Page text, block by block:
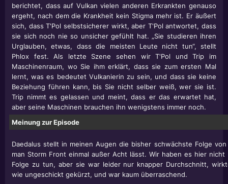
berichtet, dass auf Vulkan vielen anderen Erkrankten genauso
ergeht, nach dem die Krankheit kein Stigma mehr ist. Er äußert
sich, dass T'Pol selbstsicherer wirkt, aber T'Pol antwortet, dass
sie sich noch nie so unsicher gefühlt hat. „Sie studieren ihren
Urglauben, etwas, dass die meisten Leute nicht tun“, stellt
Phlox fest. Als letzte Szene sehen wir T'Pol und Trip im
Maschinenraum, wo Sie ihm erklärt, dass sie zum ersten Mal
lernt, was es bedeutet Vulkanierin zu sein, und dass sie keine
Beziehung führen kann, bis Sie nicht selber weiß, wer sie ist.
Trip nimmt es gelassen und meint, dass er das erwartet hat,
aber seine Maschinen brauchen ihn wenigstens immer noch.
Meinung zur Episode
Daedalus stellt in meinen Augen die bisher schwächste Folge
man Storm Front einmal außer Acht lässt. Wir haben es hier
Folge zu tun, aber sie war leider nur knapper Durchschnitt,
wie ungeschickt gekürzt, und war kaum überraschend.